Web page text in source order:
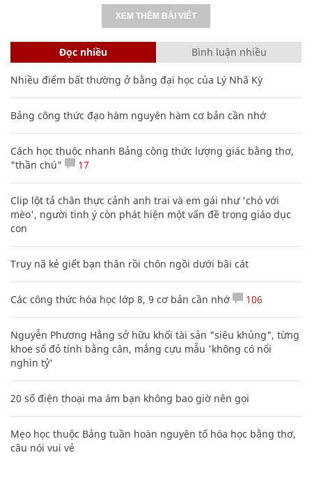
XEM THÊM BÀI VIẾT
Đọc nhiều Bình luận nhiều
Nhiều điểm bất thường ở bằng đại học của Lý Nhã Kỳ
Bảng công thức đạo hàm nguyên hàm cơ bản cần nhớ
Cách học thuộc nhanh Bảng công thức lượng giác bằng thơ,
"thần chú"
17
Clip lột tả chân thực cảnh anh trai và em gái như 'chó với
mèo', người tinh ý còn phát hiện một vấn đề trong giáo dục
con
Truy nã kẻ giết bạn thân rồi chôn ngồi dưới bãi cát
Các công thức hóa học lớp 8, 9 cơ bản cần nhớ 106
Nguyễn Phương Hằng sở hữu khối tài sản "siêu khủng", từng
khoe sổ đỏ tính bằng cân, mắng cựu mẫu 'không có nổi
nghìn tỷ'
20 số điện thoại ma ám bạn không bao giờ nên gọi
Mẹo học thuộc Bảng tuần hoàn nguyên tố hóa học bằng thơ,
câu nói vui vẻ